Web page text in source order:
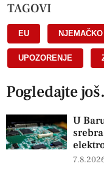
TAGOVI
EU
UPOZORENJE
Pogledajte
U